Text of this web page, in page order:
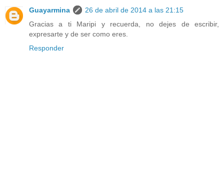
Guayarmina
26 de abril de 2014 a las 21:15
Gracias a ti Maripi y recuerda, no dejes de escribir,
expresarte y de ser como eres.
Responder